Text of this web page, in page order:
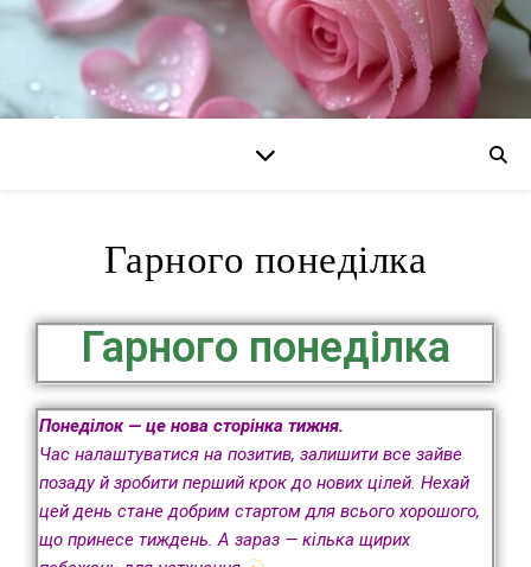
Гарного понеділка
Гарного понеділка
Понеділок — це нова сторінка тижня.
Час налаштуватися на позитив, залишити все зайве
позаду й зробити перший крок до нових цілей. Нехай
цей день стане добрим стартом для всього хорошого,
що принесе тиждень. А зараз — кілька щирих